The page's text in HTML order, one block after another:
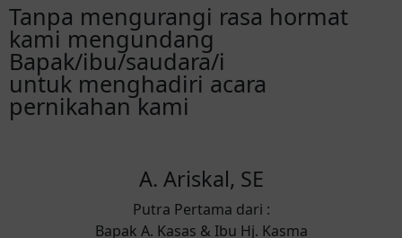
Tanpa mengurangi rasa hormat
kami mengundang
Bapak/ibu/saudara/i
untuk menghadiri acara
pernikahan kami
A. Ariskal, SE
Putra Pertama dari :
Bapak A. Kasas & Ibu Hj. Kasma